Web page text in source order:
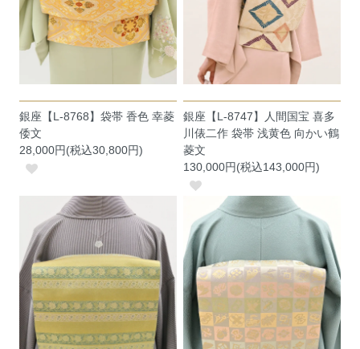
銀座【L-8768】袋帯 香色 幸菱
倭文
28,000円(税込30,800円)
銀座【L-8747】人間国宝 喜多
川俵二作 袋帯 浅黄色 向かい鶴
菱文
130,000円(税込143,000円)